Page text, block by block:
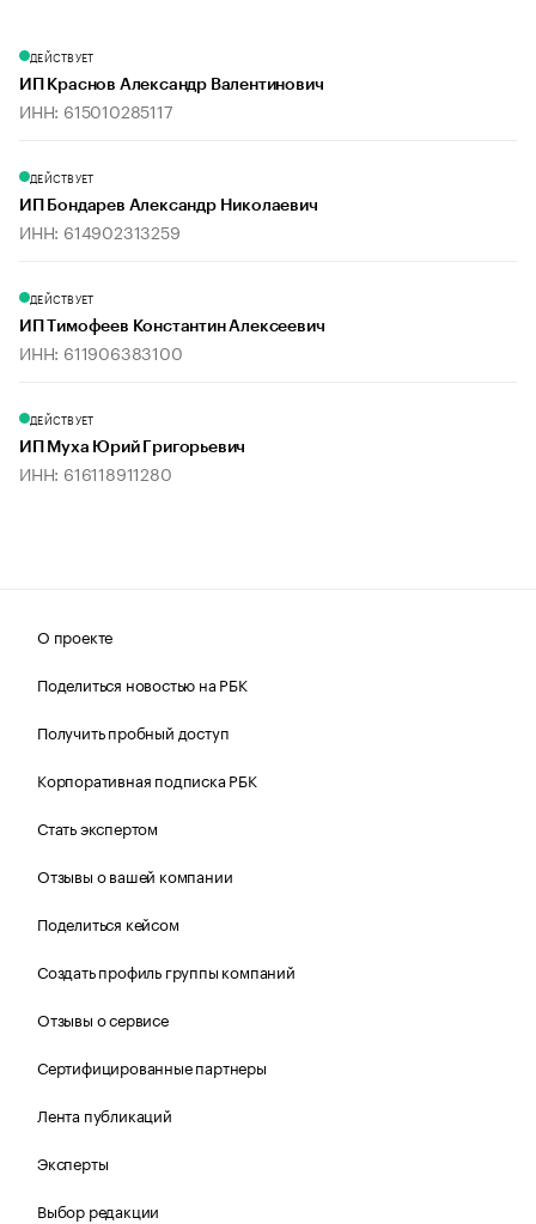
ДЕЙСТВУЕТ
ИП Краснов Александр Валентинович
ИНН: 615010285117
ДЕЙСТВУЕТ
ИП Бондарев Александр Николаевич
ИНН: 614902313259
ДЕЙСТВУЕТ
ИП Тимофеев Константин Алексеевич
ИНН: 611906383100
ДЕЙСТВУЕТ
ИП Муха Юрий Григорьевич
ИНН: 616118911280
О проекте
Поделиться новостью на РБК
Получить пробный доступ
Корпоративная подписка РБК
Стать экспертом
Отзывы о вашей компании
Поделиться кейсом
Создать профиль группы компаний
Отзывы о сервисе
Сертифицированные партнеры
Лента публикаций
Эксперты
Выбор редакции